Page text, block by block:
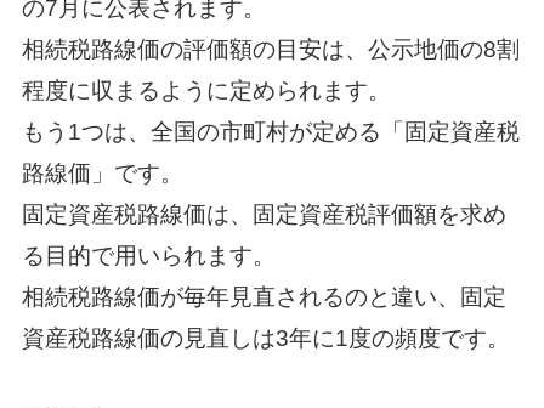
の7月に公表されます。
相続税路線価の評価額の目安は、公示地価の8割
程度に収まるように定められます。
もう1つは、全国の市町村が定める「固定資産税
路線価」です。
固定資産税路線価は、固定資産税評価額を求め
る目的で用いられます。
相続税路線価が毎年見直されるのと違い、固定
資産税路線価の見直しは3年に1度の頻度です。